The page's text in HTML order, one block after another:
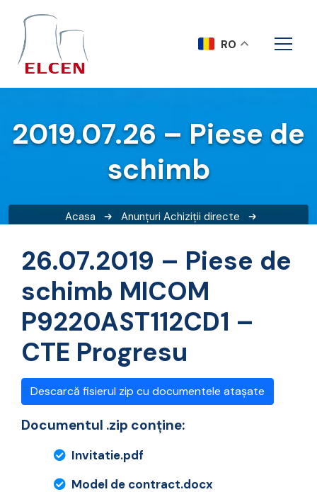
2019.07.26 – Piese de
schimb
Acasa Anunțuri Achiziții directe
26.07.2019 – Piese de
schimb MICOM
P9220AST112CD1 –
CTE Progresu
Descarcă fisierul zip cu documentele atașate
Documentul .zip conține:
Invitatie.pdf
Model de contract.docx
RO